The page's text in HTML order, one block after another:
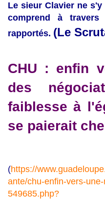
Le sieur Clavier ne
comprend à travers
rapportés. (Le
CHU : enfin
des
faiblesse à
se paierait
(https://
ante/chu-enfin-vers-
549685.php?